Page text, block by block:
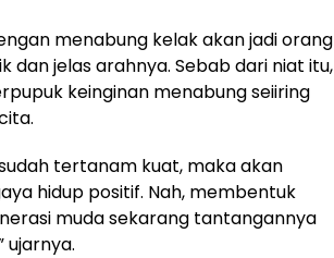
menabung kelak akan jadi orang
dan jelas arahnya. Sebab dari niat itu,
keinginan menabung seiiring
tertanam kuat, maka akan
hidup positif. Nah, membentuk
muda sekarang tantangannya
ujarnya.